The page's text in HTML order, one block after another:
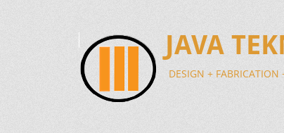
JAVA
DESIGN +